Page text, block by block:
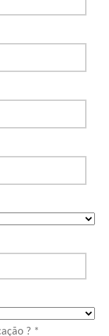
? *